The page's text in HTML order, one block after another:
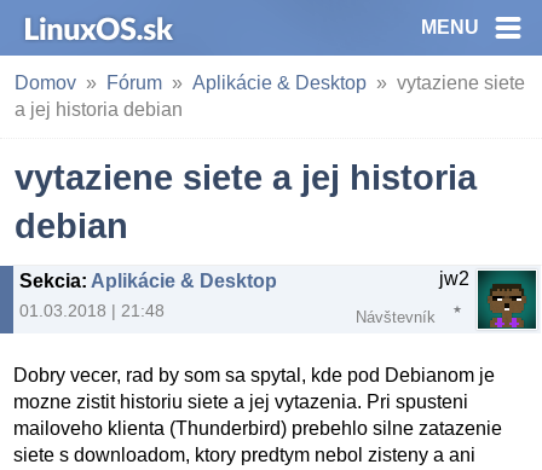
MENU
Domov Fórum Aplikácie & Desktop
vytaziene siete
a jej historia debian
vytaziene siete a jej historia
debian
Sekcia: Aplikácie & Desktop
01.03.2018 | 21:48
jw2
Návštevník
Dobry vecer, rad by som sa spytal, kde pod Debianom je
mozne zistit historiu siete a jej vytazenia. Pri spusteni
mailoveho klienta (Thunderbird) prebehlo silne zatazenie
siete s downloadom, ktory predtym nebol zisteny a ani